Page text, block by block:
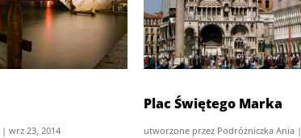
|wrz 23, 2014
Plac Świętego Marka
utworzone przez Podróżniczka Ania|